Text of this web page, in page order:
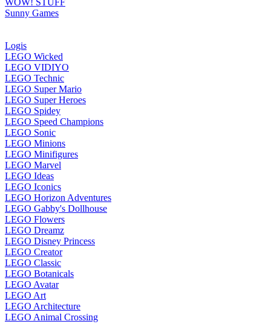
WOW! STUFF
Sunny Games
Logis
LEGO Wicked
LEGO VIDIYO
LEGO Technic
LEGO Super Mario
LEGO Super Heroes
LEGO Spidey
LEGO Speed Champions
LEGO Sonic
LEGO Minions
LEGO Minifigures
LEGO Marvel
LEGO Ideas
LEGO Iconics
LEGO Horizon Adventures
LEGO Gabby's Dollhouse
LEGO Flowers
LEGO Dreamz
LEGO Disney Princess
LEGO Creator
LEGO Classic
LEGO Botanicals
LEGO Avatar
LEGO Art
LEGO Architecture
LEGO Animal Crossing